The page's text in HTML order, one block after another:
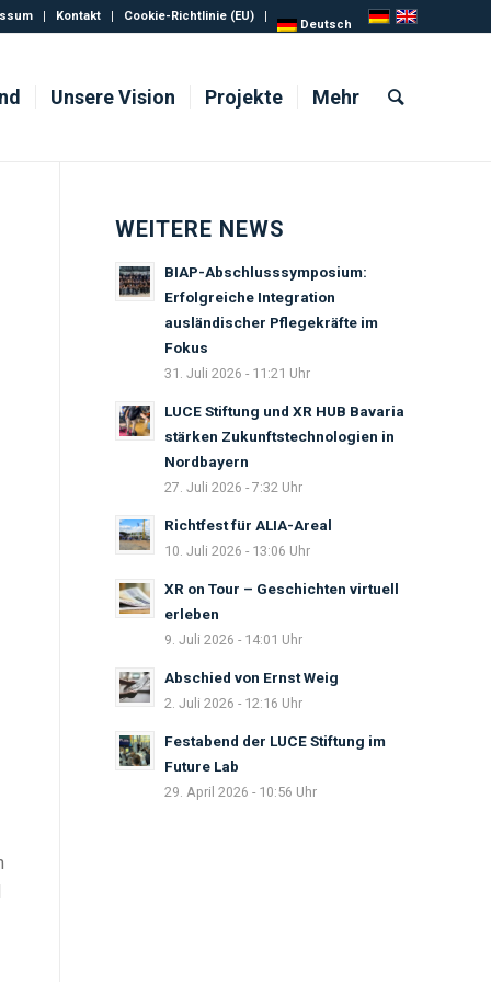
Kontakt Cookie-Richtlinie (EU)
Deutsch
Unsere Vision Projekte Mehr
WEITERE NEWS
BIAP-Abschlusssymposium:
Erfolgreiche Integration
ausländischer Pflegekräfte im
Fokus
31. Juli 2026 - 11:21 Uhr
LUCE Stiftung und XR HUB Bavaria
stärken Zukunftstechnologien in
Nordbayern
27. Juli 2026 - 7:32 Uhr
Richtfest für ALIA-Areal
10. Juli 2026 - 13:06 Uhr
XR on Tour – Geschichten virtuell
erleben
9. Juli 2026 - 14:01 Uhr
Abschied von Ernst Weig
2. Juli 2026 - 12:16 Uhr
Festabend der LUCE Stiftung im
Future Lab
29. April 2026 - 10:56 Uhr